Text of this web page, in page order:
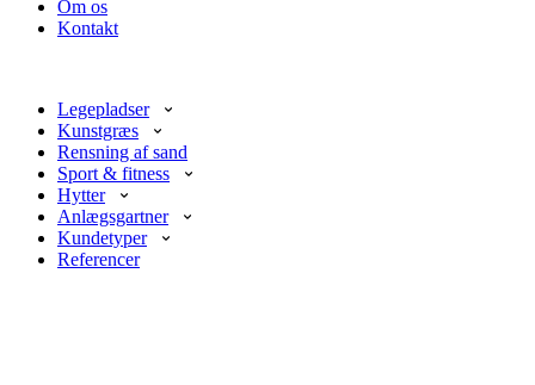
Om os
Kontakt
Legepladser
Kunstgræs
Rensning af sand
Sport & fitness
Hytter
Anlægsgartner
Kundetyper
Referencer